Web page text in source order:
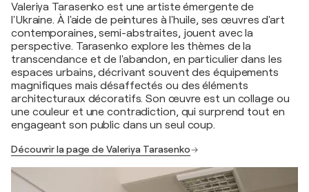
Valeriya Tarasenko est une artiste émergente de
l'Ukraine. À l'aide de peintures à l'huile, ses œuvres d'art
contemporaines, semi-abstraites, jouent avec la
perspective. Tarasenko explore les thèmes de la
transcendance et de l'abandon, en particulier dans les
espaces urbains, décrivant souvent des équipements
magnifiques mais désaffectés ou des éléments
architecturaux décoratifs. Son œuvre est un collage ou
une couleur et une contradiction, qui surprend tout en
engageant son public dans un seul coup.
Découvrir la page de Valeriya Tarasenko